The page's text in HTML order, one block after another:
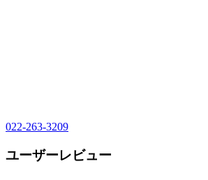
022-263-3209
ユーザーレビュー